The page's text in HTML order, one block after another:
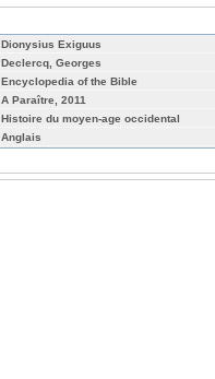
Dionysius Exiguus
Declercq, Georges
Encyclopedia of the Bible
A Paraître, 2011
Histoire du moyen-age occidental
Anglais